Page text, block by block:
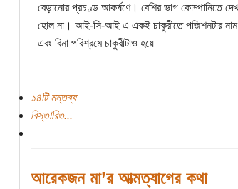
বেড়ানোর প্রচণ্ড আকর্ষণে। বেশির ভাগ কোম্পানিতে
হোল না। আই-সি-আই এ একই চাকুরীতে পজিশনটার
এবং বিনা পরিশ্রমে চাকুরীটাও হয়ে
১৪টি মন্তব্য
বিস্তারিত...
আরেকজন মা’র আত্মত্যাগের কথা